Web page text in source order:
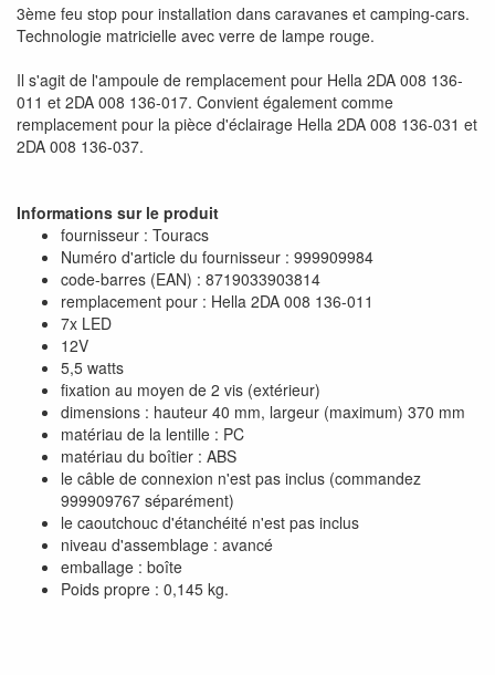
3ème feu stop pour installation dans caravanes et camping-cars.
Technologie matricielle avec verre de lampe rouge.
Il s'agit de l'ampoule de remplacement pour Hella 2DA 008 136-
011 et 2DA 008 136-017. Convient également comme
remplacement pour la pièce d'éclairage Hella 2DA 008 136-031 et
2DA 008 136-037.
Informations sur le produit
fournisseur : Touracs
Numéro d'article du fournisseur : 999909984
code-barres (EAN) : 8719033903814
remplacement pour : Hella 2DA 008 136-011
7x LED
12V
5,5 watts
fixation au moyen de 2 vis (extérieur)
dimensions : hauteur 40 mm, largeur (maximum) 370 mm
matériau de la lentille : PC
matériau du boîtier : ABS
le câble de connexion n'est pas inclus (commandez
999909767 séparément)
le caoutchouc d'étanchéité n'est pas inclus
niveau d'assemblage : avancé
emballage : boîte
Poids propre : 0,145 kg.